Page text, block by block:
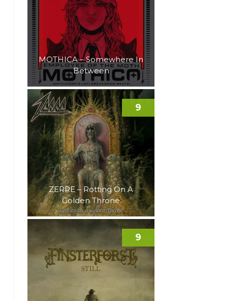
MOTHICA – Somewhere In
Between
ZERRE – Rotting On A
Golden Throne
9
9